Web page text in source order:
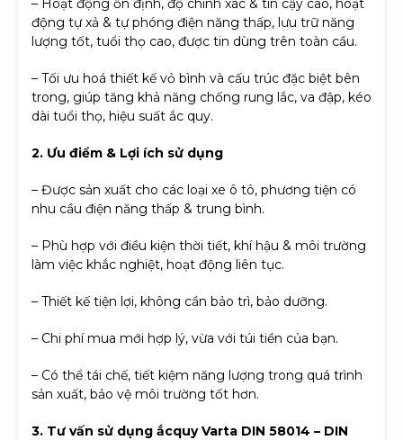
động tự xả & tự phóng điện năng thấp, lưu trữ năng
lượng tốt, tuổi thọ cao, được tin dùng trên toàn cầu.
– Tối ưu hoá thiết kế vỏ bình và cấu trúc đặc biệt bên
trong, giúp tăng khả năng chống rung lắc, va đập, kéo
dài tuổi thọ, hiệu suất ắc quy.
2. Ưu điểm & Lợi ích sử dụng
– Được sản xuất cho các loại xe ô tô, phương tiện có
nhu cầu điện năng thấp & trung bình.
– Phù hợp với điều kiện thời tiết, khí hậu & môi trường
làm việc khắc nghiệt, hoạt động liên tục.
– Thiết kế tiện lợi, không cần bảo trì, bảo dưỡng.
– Chi phí mua mới hợp lý, vừa với túi tiền của bạn.
– Có thể tái chế, tiết kiệm năng lượng trong quá trình
sản xuất, bảo vệ môi trường tốt hơn.
3. Tư vấn sử dụng ắcquy Varta DIN 58014 – DIN